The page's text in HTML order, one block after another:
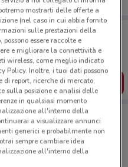
con te!
dei negozi vicino a te,
del risparmio, comodamente
L’APP
mostrarti delle offerte a
(nel caso in cui abbia fornito
sulle prestazioni della
essere raccolte e
e migliorare la connettività e
wireless, come meglio indicato
Policy. Inoltre, i tuoi dati possono
di report, ricerche di mercato,
sulla posizione e analisi delle
in qualsiasi momento
all'interno della
a visualizzare annunci
generici e probabilmente non
sempre cambiare idea
all'interno della